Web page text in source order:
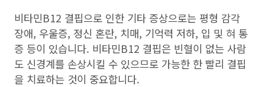
비타민B12 결핍으로 인한 기타 증상으로는 평형 감각
장애, 우울증, 정신 혼란, 치매, 기억력 저하, 입 및 혀 통
증 등이 있습니다. 비타민B12 결핍은 빈혈이 없는 사람
도 신경계를 손상시킬 수 있으므로 가능한 한 빨리 결핍
을 치료하는 것이 중요합니다.